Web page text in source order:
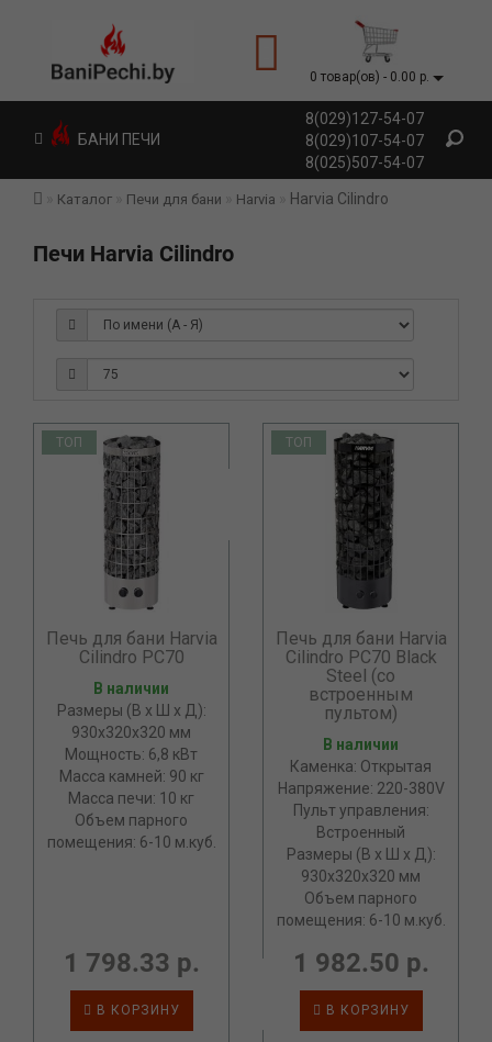
0 товар(ов) - 0.00 р.
8(029)127-54-07
8(029)107-54-07
8(025)507-54-07
БАНИ ПЕЧИ
Каталог Печи для бани Harvia Harvia Cilindro
Печи Harvia Cilindro
ТОП
Печь для бани Harvia
Cilindro PC70
В наличии
Размеры (В х Ш х Д):
930х320х320 мм
Мощность: 6,8 кВт
Масса камней: 90 кг
Масса печи: 10 кг
Объем парного
помещения: 6-10 м.куб.
1 798.33 р.
В КОРЗИНУ
ТОП
Печь для бани Harvia
Cilindro PC70 Black
Steel (со
встроенным
пультом)
В наличии
Каменка: Открытая
Напряжение: 220-380V
Пульт управления:
Встроенный
Размеры (В х Ш х Д):
930х320х320 мм
Объем парного
помещения: 6-10 м.куб.
1 982.50 р.
В КОРЗИНУ